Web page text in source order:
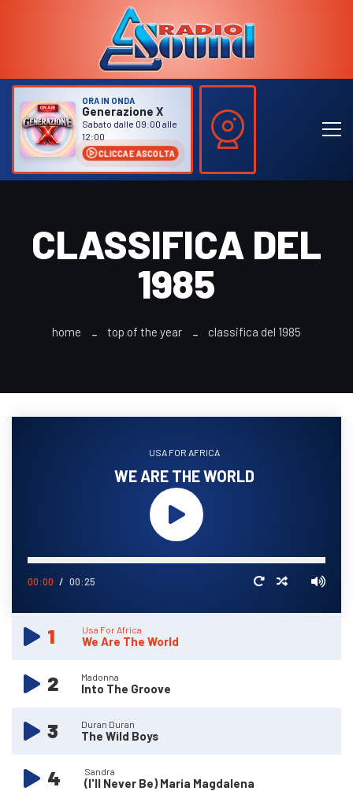
ORA IN ONDA
Generazione X
Sabato dalle 09:00 alle
12:00
CLICCA E ASCOLTA
CLASSIFICA DEL
1985
home top of the year classifica del 1985
USA FOR AFRICA
WE ARE THE WORLD
00:00 00:25
1 Usa For Africa
We Are The World
2 Madonna
Into The Groove
3 Duran Duran
The Wild Boys
4 Sandra
(I'll Never Be) Maria Magdalena